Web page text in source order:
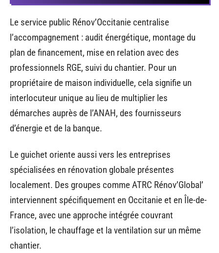
Le service public Rénov’Occitanie centralise
l’accompagnement : audit énergétique, montage du
plan de financement, mise en relation avec des
professionnels RGE, suivi du chantier. Pour un
propriétaire de maison individuelle, cela signifie un
interlocuteur unique au lieu de multiplier les
démarches auprès de l’ANAH, des fournisseurs
d’énergie et de la banque.
Le guichet oriente aussi vers les entreprises
spécialisées en rénovation globale présentes
localement. Des groupes comme ATRC Rénov’Global’
interviennent spécifiquement en Occitanie et en Île-de-
France, avec une approche intégrée couvrant
l’isolation, le chauffage et la ventilation sur un même
chantier.